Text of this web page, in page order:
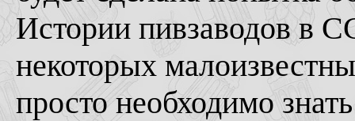
Истории пивзаводов в
некоторых
просто необходимо